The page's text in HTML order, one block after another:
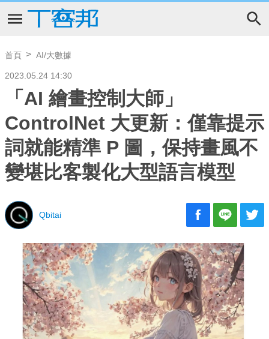
首頁 AI/大數據
2023.05.24 14:30
「AI 繪畫控制大師」
ControlNet 大更新：僅靠提示
詞就能精準 P 圖，保持畫風不
變堪比客製化大型語言模型
Qbitai